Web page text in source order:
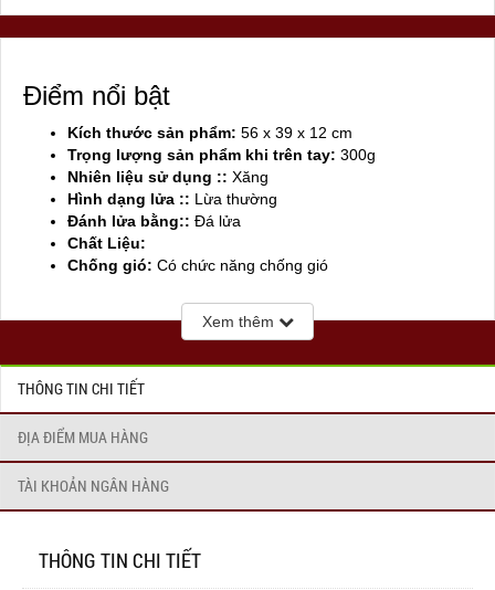
Điểm nổi bật
Kích thước sản phẩm: 56 x 39 x 12 cm
Trọng lượng sản phẩm khi trên tay: 300g
Nhiên liệu sử dụng :: Xăng
Hình dạng lửa :: Lừa thường
Đánh lửa bằng:: Đá lửa
Chất Liệu:
Chống gió: Có chức năng chống gió
Xem thêm
THÔNG TIN CHI TIẾT
ĐỊA ĐIỂM MUA HÀNG
TÀI KHOẢN NGÂN HÀNG
THÔNG TIN CHI TIẾT